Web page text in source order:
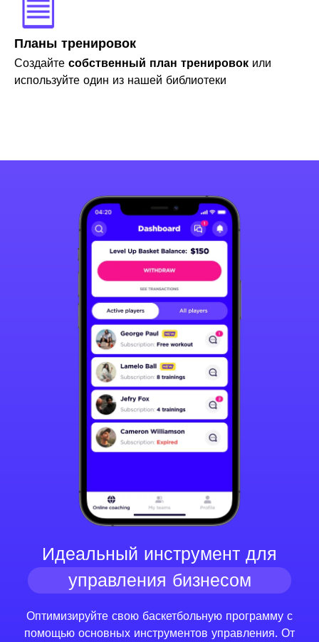
Планы тренировок
Создайте собственный план тренировок или
используйте один из нашей библиотеки
Идеальный инструмент для
управления бизнесом
Оптимизируйте свою баскетбольную программу с
помощью основных инструментов управления. От